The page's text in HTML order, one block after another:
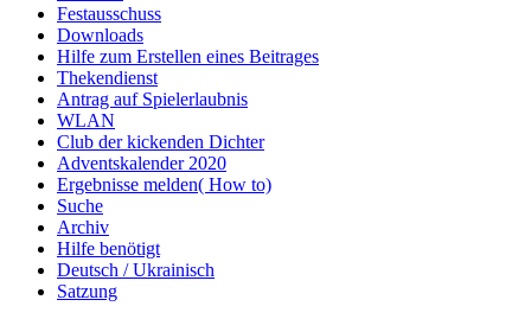
Festausschuss
Downloads
Hilfe zum Erstellen eines Beitrages
Thekendienst
Antrag auf Spielerlaubnis
WLAN
Club der kickenden Dichter
Adventskalender 2020
Ergebnisse melden( How to)
Suche
Archiv
Hilfe benötigt
Deutsch / Ukrainisch
Satzung